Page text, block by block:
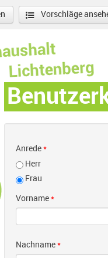
Vorschläge
Anrede *
Herr
Frau
Vorname *
Nachname *